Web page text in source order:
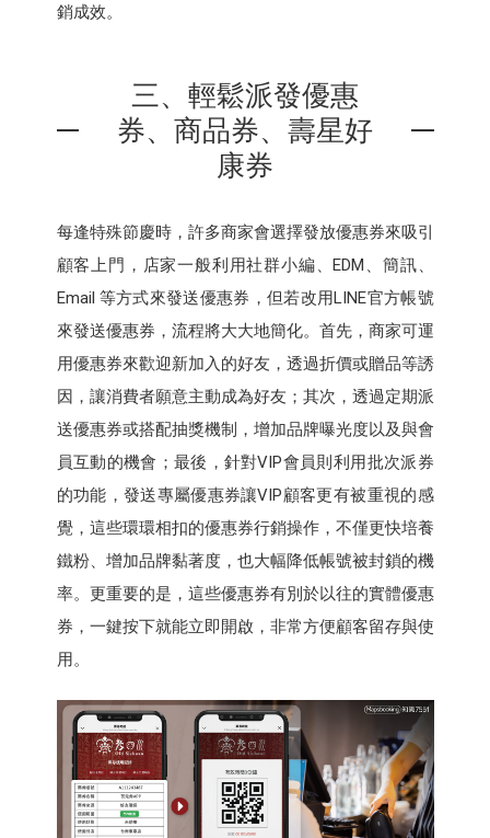
銷成效。
三、輕鬆派發優惠
券、商品券、壽星好
康券
每逢特殊節慶時，許多商家會選擇發放優惠券來吸引
顧客上門，店家一般利用社群小編、EDM、簡訊、
Email 等方式來發送優惠券，但若改用LINE官方帳號
來發送優惠券，流程將大大地簡化。首先，商家可運
用優惠券來歡迎新加入的好友，透過折價或贈品等誘
因，讓消費者願意主動成為好友；其次，透過定期派
送優惠券或搭配抽獎機制，增加品牌曝光度以及與會
員互動的機會；最後，針對VIP會員則利用批次派券
的功能，發送專屬優惠券讓VIP顧客更有被重視的感
覺，這些環環相扣的優惠券行銷操作，不僅更快培養
鐵粉、增加品牌黏著度，也大幅降低帳號被封鎖的機
率。更重要的是，這些優惠券有別於以往的實體優惠
券，一鍵按下就能立即開啟，非常方便顧客留存與使
用。